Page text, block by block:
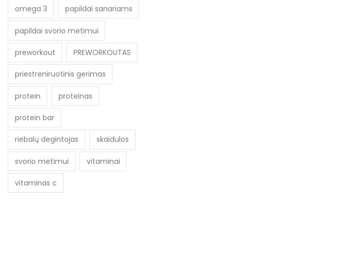
omega 3 papildai sanariams
papildai svorio metimui
preworkout PREWORKOUTAS
priestreniruotinis gerimas
protein proteinas
protein bar
riebalų degintojas skaidulos
svorio metimui vitaminai
vitaminas c